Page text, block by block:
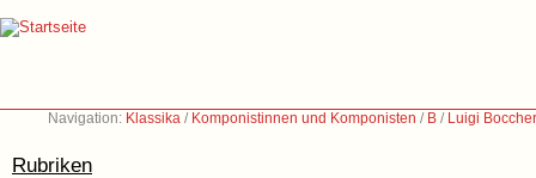
Navigation: Klassika / Komponistinnen und Komponisten / B / Luigi
Rubriken